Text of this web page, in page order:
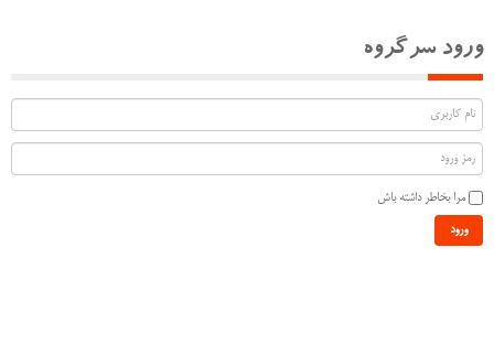
ورود سرگروه
مرا بخاطر داشته باش
ورود